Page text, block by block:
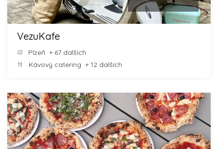
VezuKafe
Plzeň + 67 dalších
Kávový catering + 12 dalších